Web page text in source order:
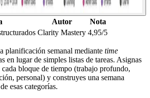
Autor
Nota
Clarity Mastery 4,95/5
planificación semanal mediante time
en lugar de simples listas de tareas. Asignas
cada bloque de tiempo (trabajo profundo,
personal) y construyes una semana
esas categorías.